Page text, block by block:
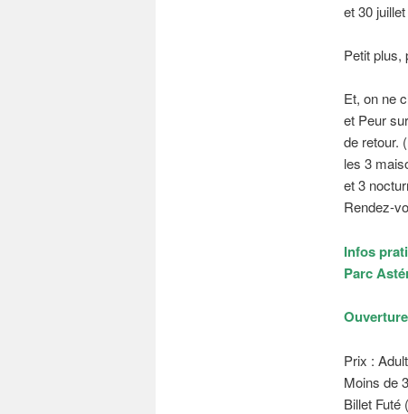
et 30
Petit plus,
Et, on ne
et Peur
de retour.
les 3
et 3
Rendez-
Infos
Parc
Prix :
Moins de
Billet Futé